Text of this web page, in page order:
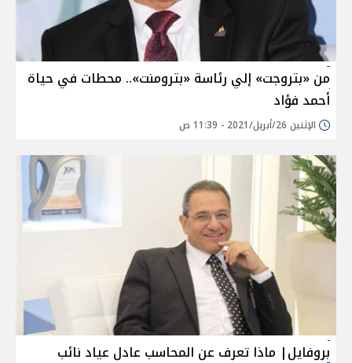
من «بتروجت» إلي رئاسة «بترومنت».. محطات في حياة
أحمد فؤاد
الإثنين 26/أبريل/2021 - 11:39 ص
بروفايل| ماذا تعرف عن المحاسب عادل عياد نائب